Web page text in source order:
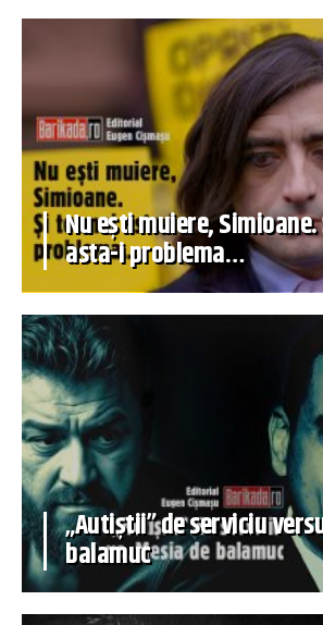
Nu ești muiere,
asta-i problema…
„Autiștii” de serviciu
balamuc